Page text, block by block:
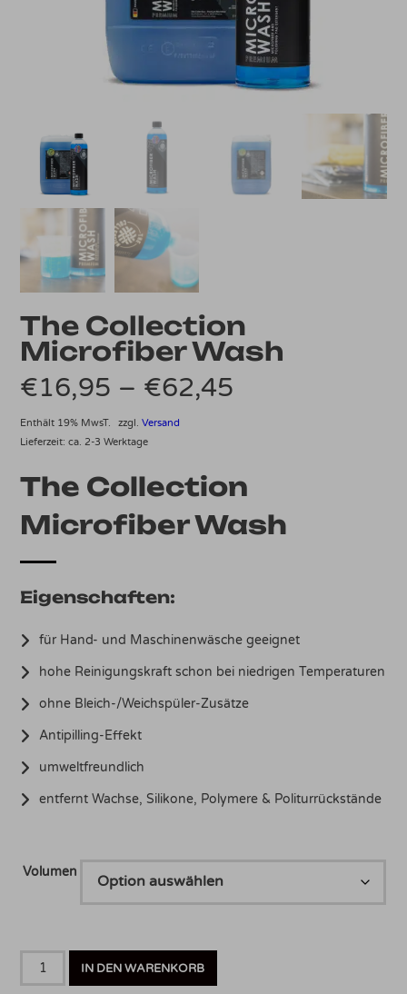
The Collection
Microfiber Wash
€16,95 – €62,45
€62,45
Enthält 19% MwsT. zzgl.Versand
Lieferzeit: ca. 2-3 Werktage
The Collection
Microfiber Wash
Eigenschaften:
für Hand- und Maschinenwäsche geeignet
hohe Reinigungskraft schon bei niedrigen Temperaturen
ohne Bleich-/Weichspüler-Zusätze
Antipilling-Effekt
umweltfreundlich
entfernt Wachse, Silikone, Polymere & Politurrückstände
Volumen
The
IN DEN WARENKORB